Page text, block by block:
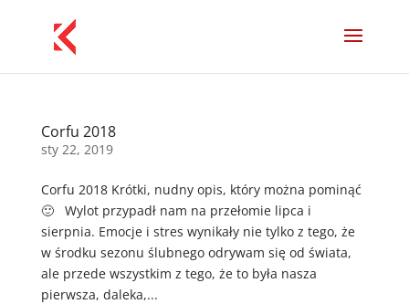
Corfu 2018
sty 22, 2019
Corfu 2018 Krótki, nudny opis, który można pominąć
🙂 Wylot przypadł nam na przełomie lipca i
sierpnia. Emocje i stres wynikały nie tylko z tego, że
w środku sezonu ślubnego odrywam się od świata,
ale przede wszystkim z tego, że to była nasza
pierwsza, daleka,...